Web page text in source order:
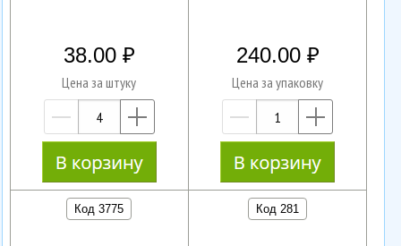
38.00
Цена за штуку
—
240.00
Цена за упаковку
—
Код 3775 Код 281